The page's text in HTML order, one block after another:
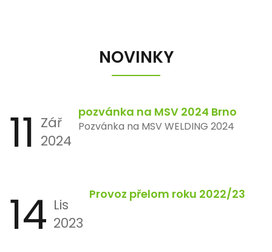
NOVINKY
11 Zář
2024
pozvánka na MSV 2024 Brno
Pozvánka na MSV WELDING 2024
14 Lis
2023
Provoz přelom roku 2022/23